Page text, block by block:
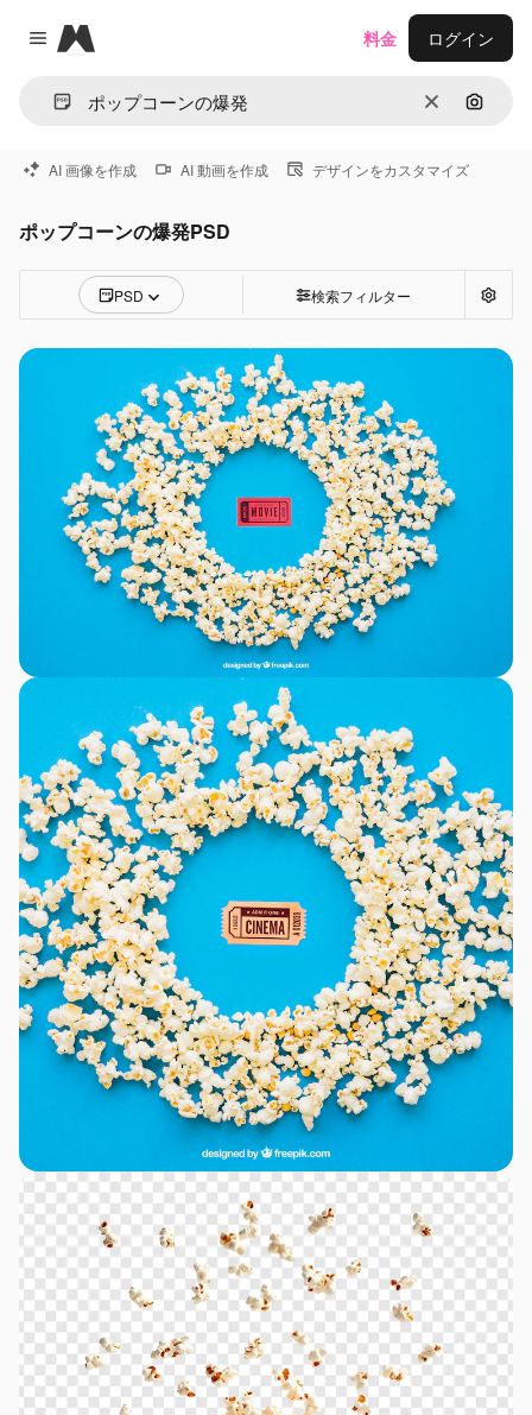
Close menu
Magnific
消去 画像で
料金 ログイン
AI 画像を作成 AI 動画を作成 デザインをカスタマイズ
ポップコーンの爆発PSD
PSD 検索フィルター